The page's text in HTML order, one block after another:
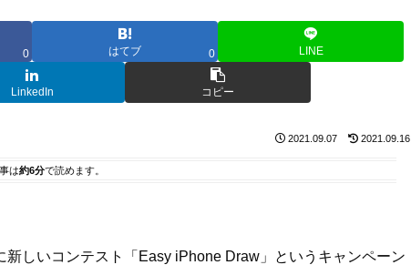
0 はてブ 0 LINE
LinkedIn コピー
2021.09.07 2021.09.16
は約6分で読めます。
新しいコンテスト「Easy iPhone Draw」というキャンペーン